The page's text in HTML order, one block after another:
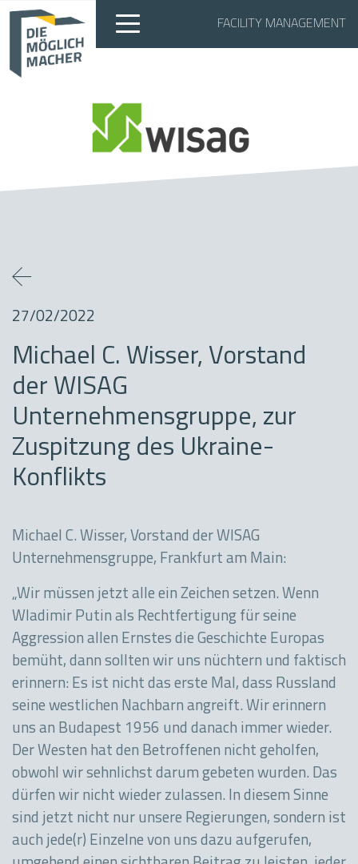
FACILITY MANAGEMENT
27/02/2022
Michael C. Wisser, Vorstand
der WISAG
Unternehmensgruppe, zur
Zuspitzung des Ukraine-
Konflikts
Michael C. Wisser, Vorstand der WISAG
Unternehmensgruppe, Frankfurt am Main:
„Wir müssen jetzt alle ein Zeichen setzen. Wenn
Wladimir Putin als Rechtfertigung für seine
Aggression allen Ernstes die Geschichte Europas
bemüht, dann sollten wir uns nüchtern und faktisch
erinnern: Es ist nicht das erste Mal, dass Russland
seine westlichen Nachbarn angreift. Wir erinnern
uns an Budapest 1956 und danach immer wieder.
Der Westen hat den Betroffenen nicht geholfen,
obwohl wir sehnlichst darum gebeten wurden. Das
dürfen wir nicht wieder zulassen. In diesem Sinne
sind jetzt nicht nur unsere Regierungen, sondern ist
auch jede(r) Einzelne von uns dazu aufgerufen,